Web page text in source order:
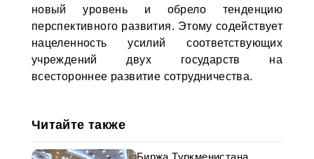
новый уровень и обрело тенденцию
перспективного развития. Этому содействует
нацеленность усилий соответствующих
учреждений двух государств на
всестороннее развитие сотрудничества.
Читайте также
Биржа Туркменистана